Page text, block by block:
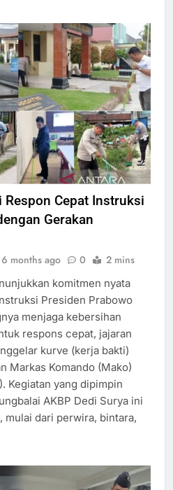
Cepat Instruksi
Gerakan
6 months ago 0 2 mins
komitmen nyata
Presiden Prabowo
menjaga kebersihan
respons cepat, jajaran
kurve (kerja bakti)
Markas Komando (Mako)
Kegiatan yang dipimpin
AKBP Dedi Surya ini
dari perwira, bintara,